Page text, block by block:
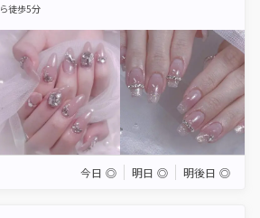
徒歩5分
今日 ◎ 明日 ◎ 明後日 ◎